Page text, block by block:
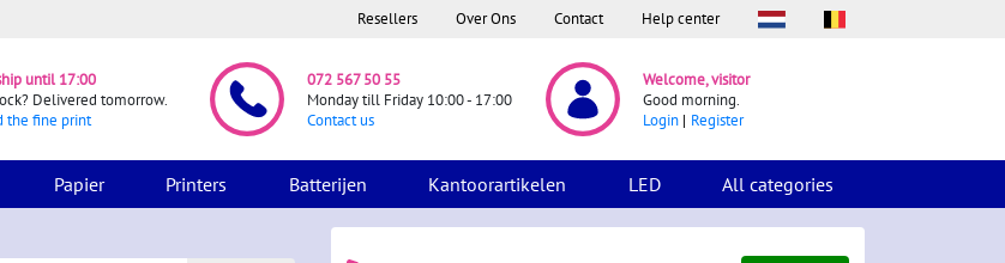
Resellers Over Ons Contact Help center
until 17:00
Delivered tomorrow.
the fine print
072 567 50 55
Monday till Friday 10:00 - 17:00
Contact us
Welcome, visitor
Good morning.
Login
Register
Papier Printers Batterijen Kantoorartikelen LED All categories